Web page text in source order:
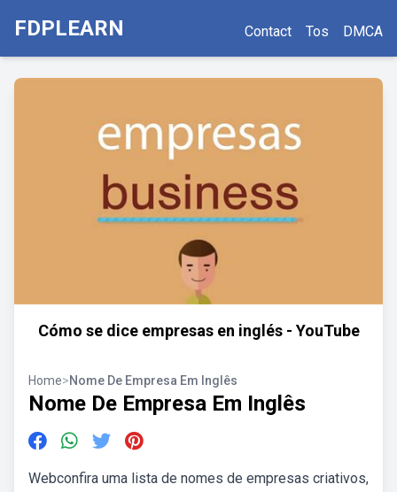
FDPLEARN Contact Tos DMCA
Cómo se dice empresas en inglés - YouTube
Home>Nome De Empresa Em Inglês
Nome De Empresa Em Inglês
Webconfira uma lista de nomes de empresas criativos,